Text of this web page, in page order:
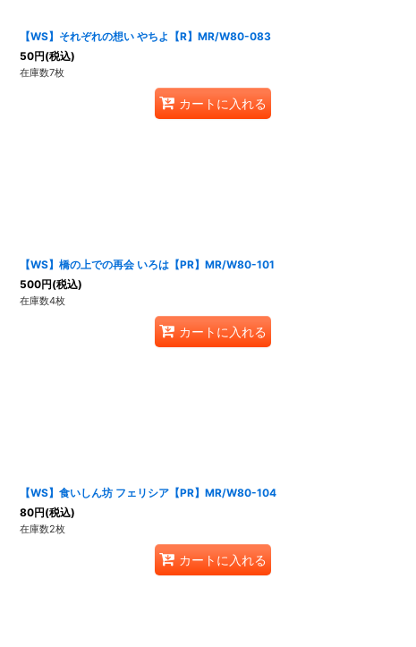
【WS】それぞれの想い やちよ【R】MR/W80-083
50円(税込)
在庫数7枚
カートに入れる
【WS】橋の上での再会 いろは【PR】MR/W80-101
500円(税込)
在庫数4枚
カートに入れる
【WS】食いしん坊 フェリシア【PR】MR/W80-104
80円(税込)
在庫数2枚
カートに入れる